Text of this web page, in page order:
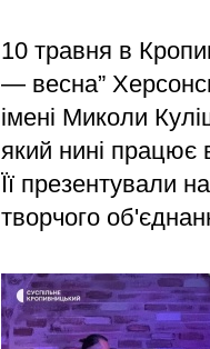
10 травня в
— весна”
імені Миколи
який нині працює
Її презентували
творчого